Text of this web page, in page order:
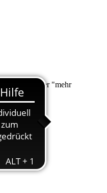
suchen. Unter "mehr